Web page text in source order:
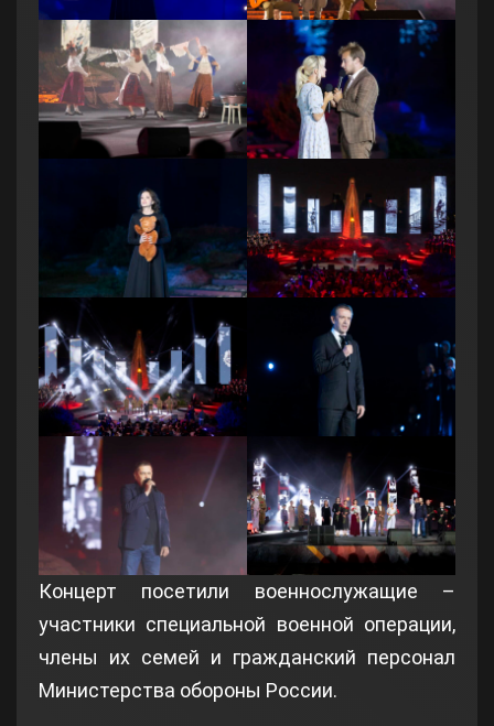
Концерт посетили военнослужащие –
участники специальной военной операции,
члены их семей и гражданский персонал
Министерства обороны России.